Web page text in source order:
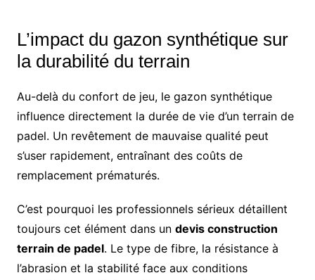
L’impact du gazon synthétique sur
la durabilité du terrain
Au-delà du confort de jeu, le gazon synthétique
influence directement la durée de vie d’un terrain de
padel. Un revêtement de mauvaise qualité peut
s’user rapidement, entraînant des coûts de
remplacement prématurés.
C’est pourquoi les professionnels sérieux détaillent
toujours cet élément dans un devis construction
terrain de padel. Le type de fibre, la résistance à
l’abrasion et la stabilité face aux conditions